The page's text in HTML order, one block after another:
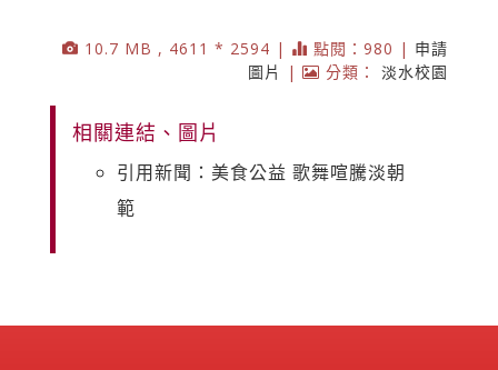
10.7 MB , 4611 * 2594 | 點閱：980 | 申請
圖片
| 分類： 淡水校園
相關連結、圖片
引用新聞：美食公益 歌舞喧騰淡朝
範